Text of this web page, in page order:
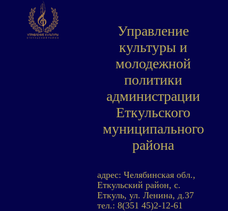
Управление
культуры и
молодежной
политики
администрации
Еткульского
муниципального
района
адрес: Челябинская обл.,
Еткульский район, с.
Еткуль, ул. Ленина, д.37
тел.: 8(351 45)2-12-61